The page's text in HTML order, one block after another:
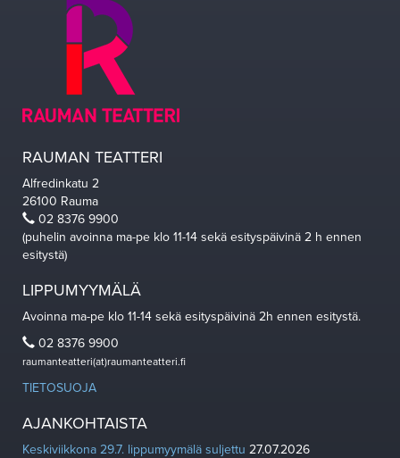
RAUMAN TEATTERI
Alfredinkatu 2
26100 Rauma
02 8376 9900
(puhelin avoinna ma-pe klo 11-14 sekä esityspäivinä 2 h ennen
esitystä)
LIPPUMYYMÄLÄ
Avoinna ma-pe klo 11-14 sekä esityspäivinä 2h ennen esitystä.
02 8376 9900
raumanteatteri(at)raumanteatteri.fi
TIETOSUOJA
AJANKOHTAISTA
Keskiviikkona 29.7. lippumyymälä suljettu 27.07.2026